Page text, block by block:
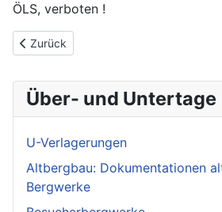
ÖLS, verboten !
Vorheriger Beitrag: Steinbruch
Zurück
Über- und Untertage
U-Verlagerungen
Altbergbau: Dokumentationen
Bergwerke